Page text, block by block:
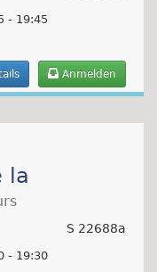
- 19:45
Anmelden
la
S 22688a
- 19:30